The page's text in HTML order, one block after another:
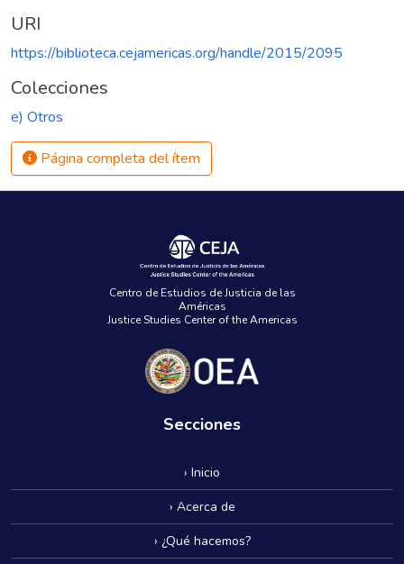
URI
https://biblioteca.cejamericas.org/handle/2015/2095
Colecciones
e) Otros
Página completa del ítem
Centro de Estudios de Justicia de las
Américas
Justice Studies Center of the Americas
Secciones
› Inicio
› Acerca de
› ¿Qué hacemos?